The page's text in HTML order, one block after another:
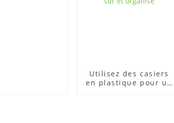
Utilisez des casiers
en plastique pour un